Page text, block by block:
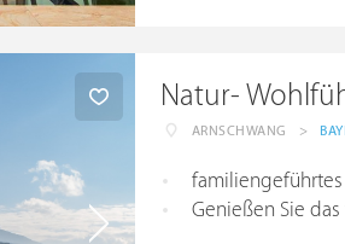
Natur-
ARNSCHWANG >
familiengeführtes
Genießen Sie